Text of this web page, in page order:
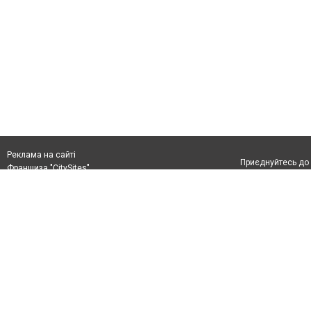
Реклама на сайті
Франшиза "CitySites"
Приєднуйтесь до